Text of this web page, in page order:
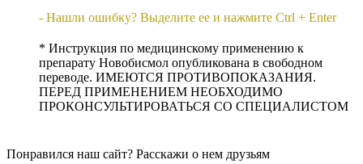
- Нашли ошибку? Выделите ее и нажмите Ctrl + Enter
* Инструкция по медицинскому применению к
препарату Новобисмол опубликована в свободном
переводе. ИМЕЮТСЯ ПРОТИВОПОКАЗАНИЯ.
ПЕРЕД ПРИМЕНЕНИЕМ НЕОБХОДИМО
ПРОКОНСУЛЬТИРОВАТЬСЯ СО СПЕЦИАЛИСТОМ
Понравился наш сайт? Расскажи о нем друзьям